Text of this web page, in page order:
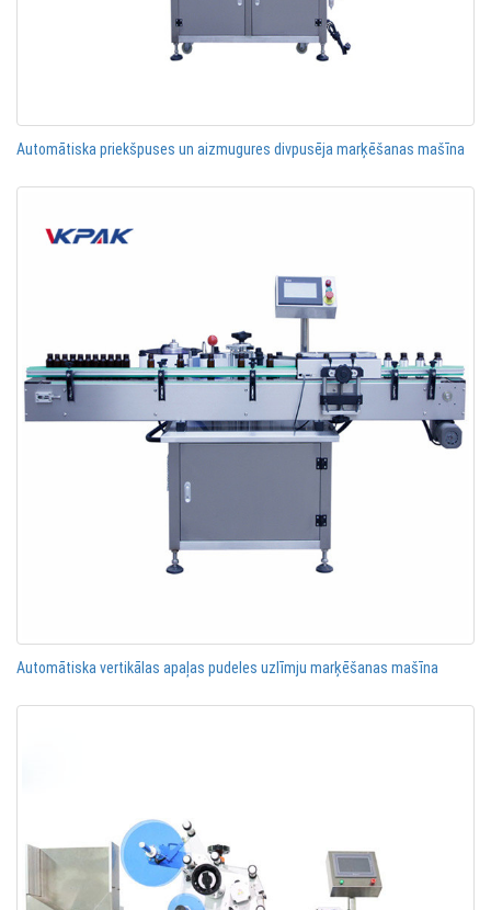
Automātiska priekšpuses un aizmugures divpusēja marķēšanas mašīna
Automātiska vertikālas apaļas pudeles uzlīmju marķēšanas mašīna